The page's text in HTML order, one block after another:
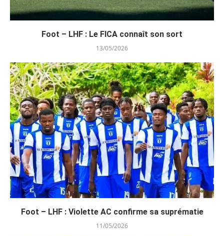
Foot – LHF : Le FICA connaît son sort
13/05/2026
Foot – LHF : Violette AC confirme sa suprématie
11/05/2026